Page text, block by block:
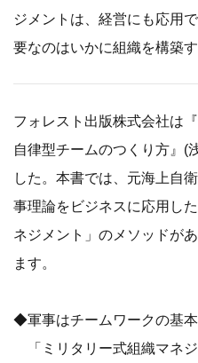
ジメントは、経営にも応用
要なのはいかに組織を構築す
フォレスト出版株式会社は
自律型チームのつくり方』(
した。本書では、元海上自
事理論をビジネスに応用し
ネジメント」のメソッドが
ます。
◆軍事はチームワークの基本
「ミリタリー式組織マネ